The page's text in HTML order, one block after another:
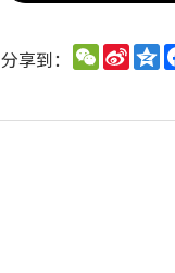
分享到： WeChat
Sina